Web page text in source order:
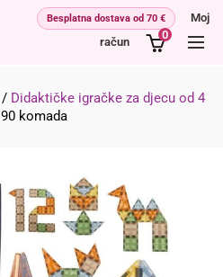
Moj
račun
0
/ Didaktičke igračke za djecu od 4
komada